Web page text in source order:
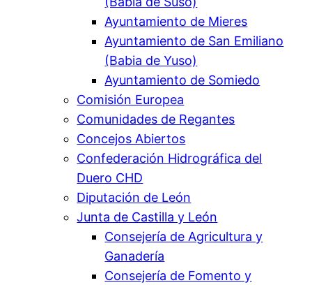
Ayuntamiento de Mieres
Ayuntamiento de San Emiliano
(Babia de Yuso)
Ayuntamiento de Somiedo
Comisión Europea
Comunidades de Regantes
Concejos Abiertos
Confederación Hidrográfica del
Duero CHD
Diputación de León
Junta de Castilla y León
Consejería de Agricultura y
Ganadería
Consejería de Fomento y